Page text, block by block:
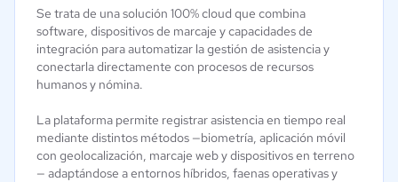
Se trata de una solución 100% cloud que combina
software, dispositivos de marcaje y capacidades de
integración para automatizar la gestión de asistencia y
conectarla directamente con procesos de recursos
humanos y nómina.
La plataforma permite registrar asistencia en tiempo real
mediante distintos métodos —biometría, aplicación móvil
con geolocalización, marcaje web y dispositivos en terreno
— adaptándose a entornos híbridos, faenas operativas y